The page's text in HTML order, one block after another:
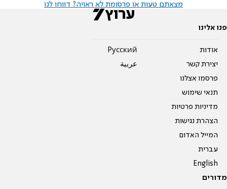
מצאתם טעות או פרסומת לא ראויה? דווחו לנו
פנו אלינו
אודות
יצירת קשר
פרסמו אצלנו
תנאי שימוש
מדיניות פרטיות
הצהרת נגישות
המייל האדום
עברית
English
Pусский
عربية
מדורים